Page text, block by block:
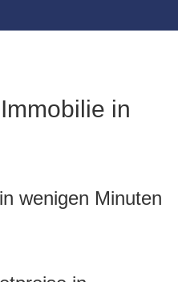
in
wenigen Minuten